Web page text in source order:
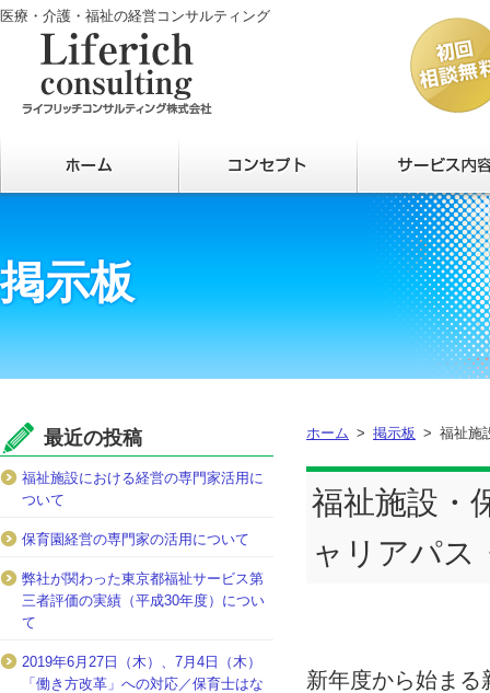
医療・介護・福祉の経営コンサルティング
掲示板
ホーム 掲示板 福祉施
福祉施設・
ャリアパス
新年度から始ま
最近の投稿
福祉施設における経営の専門家活用に
ついて
保育園経営の専門家の活用について
弊社が関わった東京都福祉サービス第
三者評価の実績（平成30年度）につい
て
2019年6月27日（木）、7月4日（木）
「働き方改革」への対応／保育士はな